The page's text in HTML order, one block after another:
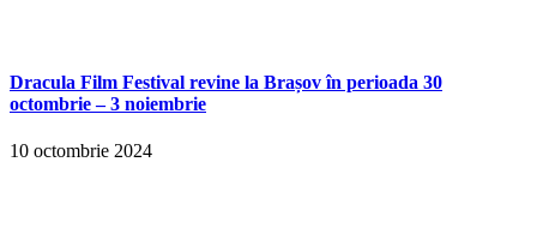
Dracula Film Festival revine la Brașov în perioada 30
octombrie – 3 noiembrie
10 octombrie 2024